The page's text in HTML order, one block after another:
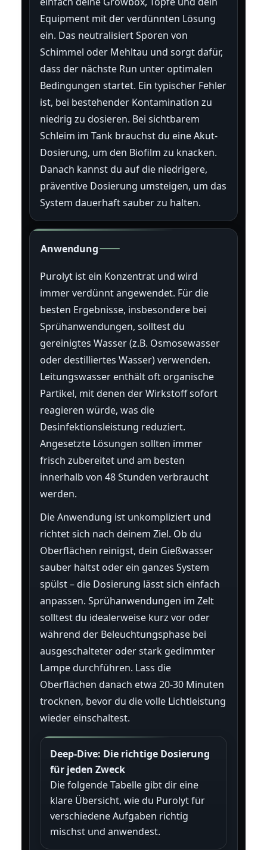
Equipment mit der verdünnten Lösung
ein. Das neutralisiert Sporen von
Schimmel oder Mehltau und sorgt dafür,
dass der nächste Run unter optimalen
Bedingungen startet. Ein typischer Fehler
ist, bei bestehender Kontamination zu
niedrig zu dosieren. Bei sichtbarem
Schleim im Tank brauchst du eine Akut-
Dosierung, um den Biofilm zu knacken.
Danach kannst du auf die niedrigere,
präventive Dosierung umsteigen, um das
System dauerhaft sauber zu halten.
Anwendung
Purolyt ist ein Konzentrat und wird
immer verdünnt angewendet. Für die
besten Ergebnisse, insbesondere bei
Sprühanwendungen, solltest du
gereinigtes Wasser (z.B. Osmosewasser
oder destilliertes Wasser) verwenden.
Leitungswasser enthält oft organische
Partikel, mit denen der Wirkstoff sofort
reagieren würde, was die
Desinfektionsleistung reduziert.
Angesetzte Lösungen sollten immer
frisch zubereitet und am besten
innerhalb von 48 Stunden verbraucht
werden.
Die Anwendung ist unkompliziert und
richtet sich nach deinem Ziel. Ob du
Oberflächen reinigst, dein Gießwasser
sauber hältst oder ein ganzes System
spülst – die Dosierung lässt sich einfach
anpassen. Sprühanwendungen im Zelt
solltest du idealerweise kurz vor oder
während der Beleuchtungsphase bei
ausgeschalteter oder stark gedimmter
Lampe durchführen. Lass die
Oberflächen danach etwa 20-30 Minuten
trocknen, bevor du die volle Lichtleistung
wieder einschaltest.
Deep-Dive: Die richtige Dosierung
für jeden Zweck
Die folgende Tabelle gibt dir eine
klare Übersicht, wie du Purolyt für
verschiedene Aufgaben richtig
mischst und anwendest.